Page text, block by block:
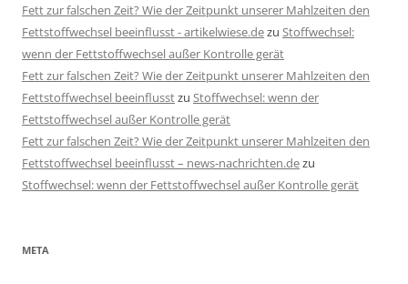
Fett zur falschen Zeit? Wie der Zeitpunkt unserer Mahlzeiten den
Fettstoffwechsel beeinflusst - artikelwiese.dezu Stoffwechsel:
wenn der Fettstoffwechsel außer Kontrolle gerät
Fett zur falschen Zeit? Wie der Zeitpunkt unserer Mahlzeiten den
Fettstoffwechsel beeinflusstzu Stoffwechsel: wenn der
Fettstoffwechsel außer Kontrolle gerät
Fett zur falschen Zeit? Wie der Zeitpunkt unserer Mahlzeiten den
Fettstoffwechsel beeinflusst – news-nachrichten.dezu
Stoffwechsel: wenn der Fettstoffwechsel außer Kontrolle gerät
META